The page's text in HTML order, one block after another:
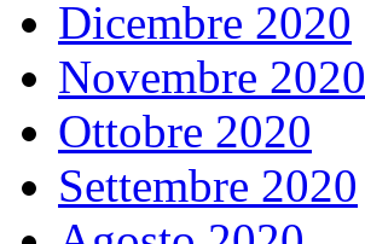
Dicembre 2020
Novembre 2020
Ottobre 2020
Settembre 2020